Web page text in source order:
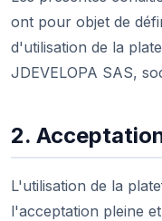
ont pour objet de
d'utilisation de la
JDEVELOPA SAS,
2.
L'utilisation de la
l'acceptation pleine